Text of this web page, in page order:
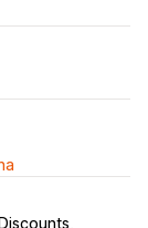
Discounts